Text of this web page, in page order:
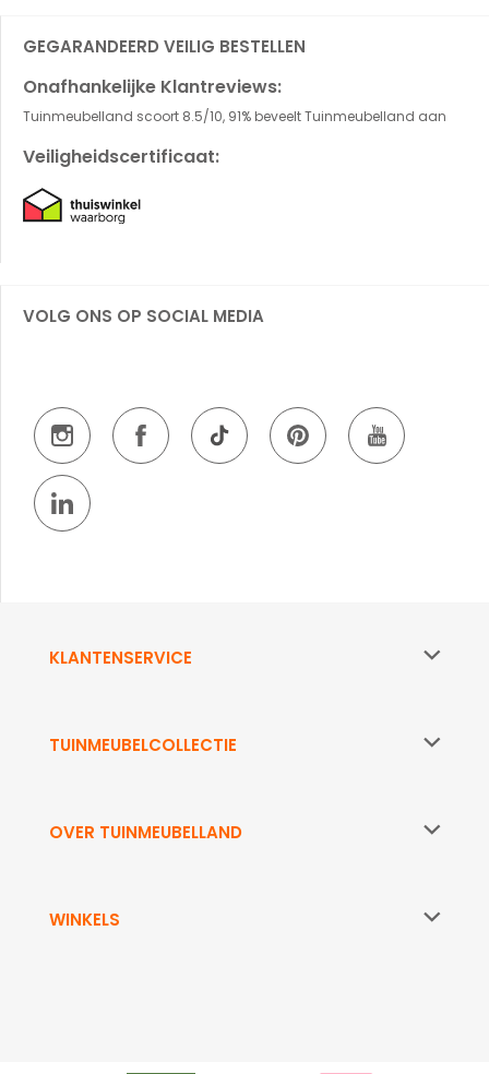
GEGARANDEERD VEILIG BESTELLEN
Onafhankelijke Klantreviews:
Tuinmeubelland scoort 8.5/10, 91% beveelt Tuinmeubelland aan
Veiligheidscertificaat:
VOLG ONS OP SOCIAL MEDIA
KLANTENSERVICE
TUINMEUBELCOLLECTIE
OVER TUINMEUBELLAND
WINKELS